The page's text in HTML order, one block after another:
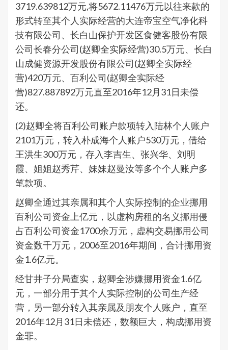
3719.639812万元,将5672.11476万元以往来款的
形式转至其个人实际经营的大连帝宝空气净化科
技有限公司、长白山保护开发区食健客股份有限
公司长春分公司(赵卿全实际经营)30.5万元、长白
山成健资源开发股份有限公司(赵卿全实际经
营)420万元、百利公司(赵卿全实际经
营)827.887892万元直至2016年12月31日未偿
还。
(2)赵卿全将百利公司账户款项转入陆林个人账户
2101万元，转入朴成海个人账户530万元，借给
王洪生300万元，存入李吉生、张兴华、刘明
霞、姐姐赵秀芹、妹妹赵曼汝等多个个人账户多
笔款项。
赵卿全通过其亲属和其个人实际控制的企业挪用
百利公司资金上亿元，以虚构房租的名义挪用侵
占百利公司资金1700余万元，虚构交易挪用公司
资金数千万元，2006至2016年期间，合计挪用资
金1.6亿元。
经甘井子分局查实，赵卿全涉嫌挪用资金1.6亿
元，一部分用于其个人实际控制的公司生产经
营，另一部分转入其亲属及朋友个人账户，直至
2016年12月31日未偿还，数额巨大，构成挪用资
金罪。